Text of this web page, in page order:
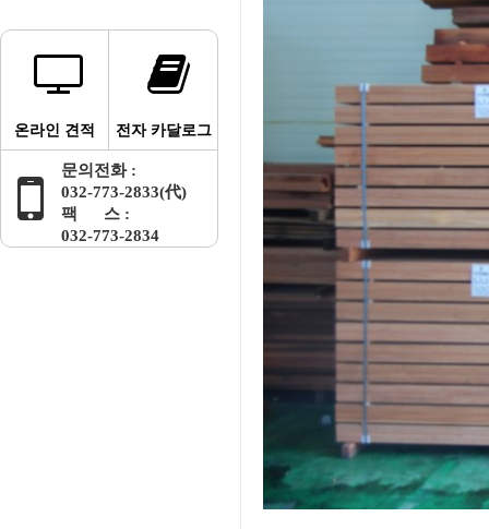
온라인 견적 전자 카달로그
문의전화 :
032-773-2833(代)
팩 스 :
032-773-2834